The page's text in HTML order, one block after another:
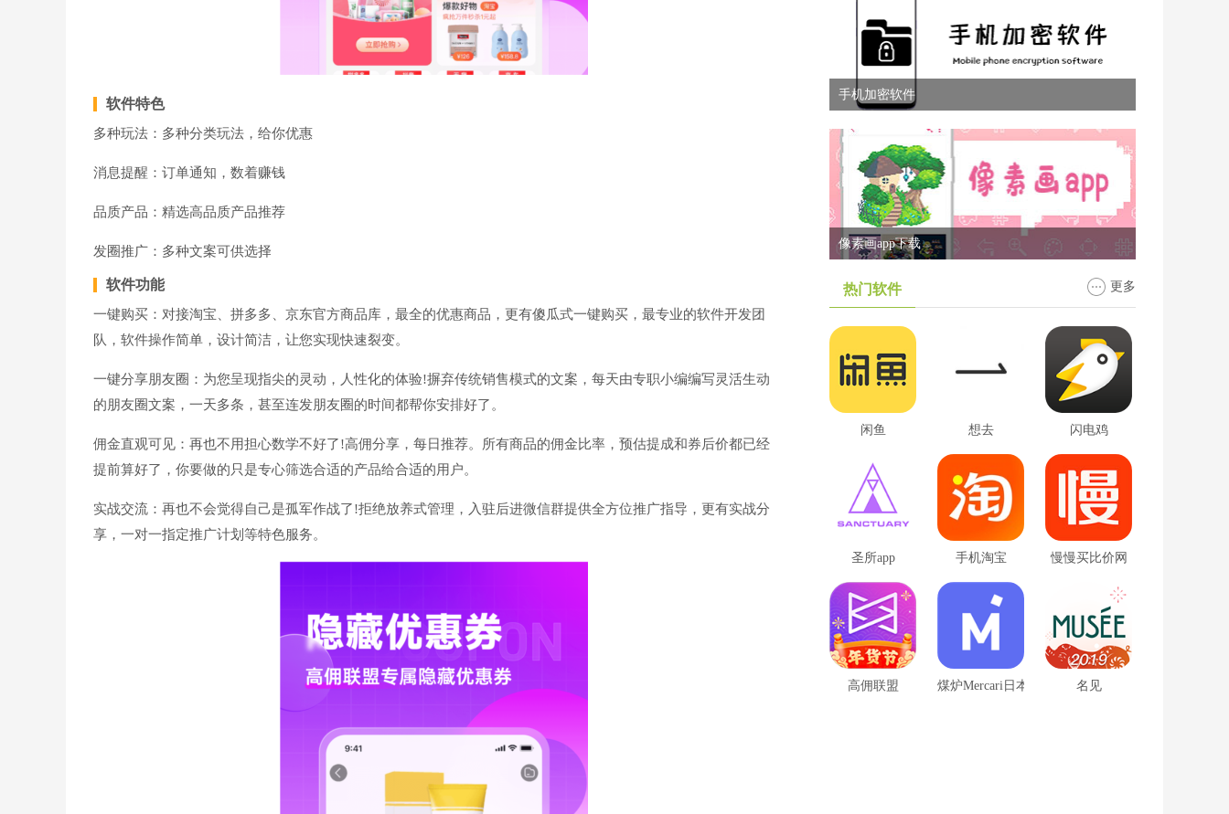
软件特色
多种玩法：多种分类玩法，给你优惠
消息提醒：订单通知，数着赚钱
品质产品：精选高品质产品推荐
发圈推广：多种文案可供选择
软件功能
一键购买：对接淘宝、拼多多、京东官方商品库，最全的优惠商品，更有傻瓜式一键购买，最专业的软件开发团
队，软件操作简单，设计简洁，让您实现快速裂变。
一键分享朋友圈：为您呈现指尖的灵动，人性化的体验!摒弃传统销售模式的文案，每天由专职小编编写灵活生动
的朋友圈文案，一天多条，甚至连发朋友圈的时间都帮你安排好了。
佣金直观可见：再也不用担心数学不好了!高佣分享，每日推荐。所有商品的佣金比率，预估提成和券后价都已经
提前算好了，你要做的只是专心筛选合适的产品给合适的用户。
实战交流：再也不会觉得自己是孤军作战了!拒绝放养式管理，入驻后进微信群提供全方位推广指导，更有实战分
享，一对一指定推广计划等特色服务。
手机加密软件
像素画app下载
热门软件 更多
闲鱼 想去 闪电鸡
圣所app 手机淘宝 慢慢买比价网
高佣联盟 煤炉Mercari日本app 名见